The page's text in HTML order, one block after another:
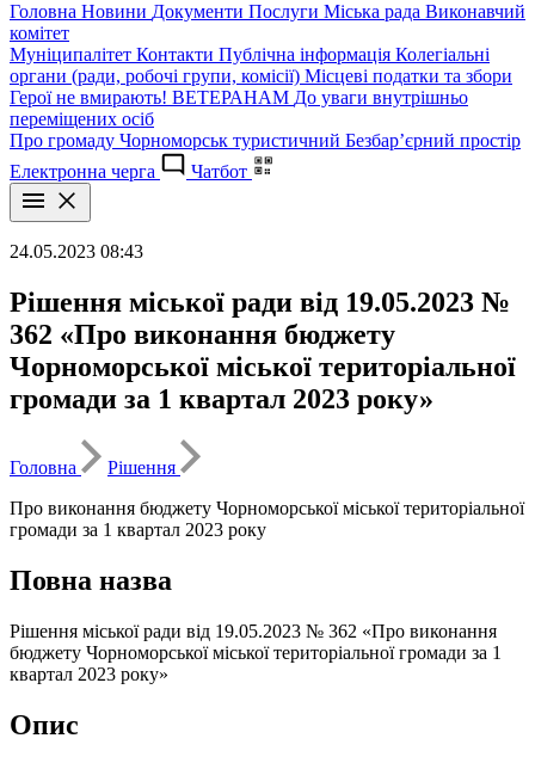
Головна Новини Документи Послуги Міська рада Виконавчий
комітет
Муніципалітет Контакти Публічна інформація Колегіальні
органи (ради, робочі групи, комісії) Місцеві податки та збори
Герої не вмирають! ВЕТЕРАНАМ До уваги внутрішньо
переміщених осіб
Про громаду Чорноморськ туристичний Безбар’єрний простір
Електронна черга
Чатбот
24.05.2023 08:43
Рішення міської ради від 19.05.2023 №
362 «Про виконання бюджету
Чорноморської міської територіальної
громади за 1 квартал 2023 року»
Головна
Рішення
Про виконання бюджету Чорноморської міської територіальної
громади за 1 квартал 2023 року
Повна назва
Рішення міської ради від 19.05.2023 № 362 «Про виконання
бюджету Чорноморської міської територіальної громади за 1
квартал 2023 року»
Опис